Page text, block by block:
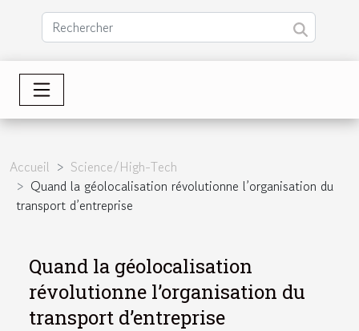
Accueil
Science/High-Tech
Quand la géolocalisation révolutionne l’organisation du
transport d’entreprise
Quand la géolocalisation
révolutionne l’organisation du
transport d’entreprise